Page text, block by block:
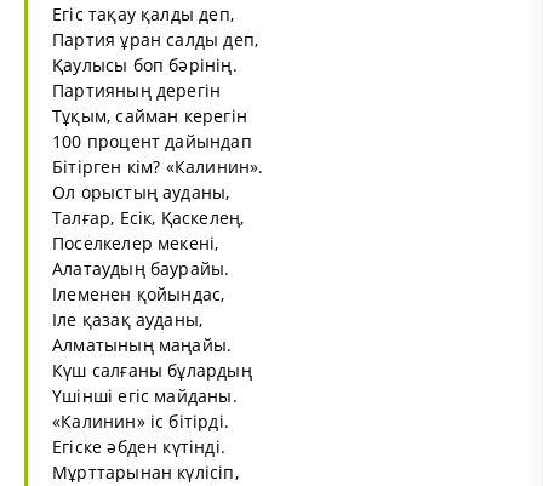
Eгic тақау қалды деп,
Партия ұран салды деп,
Қаулысы боп бәрінің.
Партияның дерегін
Тұқым, сайман керегін
100 процент дайындап
Бітірген кім? «Калинин».
Ол орыстың ауданы,
Талғар, Есік, Қаскелең,
Поселкелер мекені,
Алатаудың баурайы.
Ілеменен қойындас,
Іле қазақ ауданы,
Алматының маңайы.
Күш салғаны бұлардың
Үшінші егіс майданы.
«Калинин» іс бітірді.
Егіске әбден күтінді.
Мұрттарынан күлісіп,